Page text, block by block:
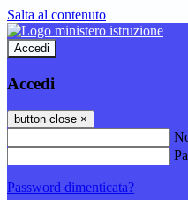
Salta al contenuto
Accedi
Accedi
button close ×
Password dimenticata?